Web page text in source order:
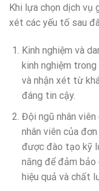
Khi lựa chọn dịch vụ
xét các yếu tố sau
Kinh nghiệm và
kinh nghiệm
và nhận xét từ
đáng tin cậy.
Đội ngũ nhân
nhân viên của
được đào tạo kỹ
năng để đảm bảo
hiệu quả và chất